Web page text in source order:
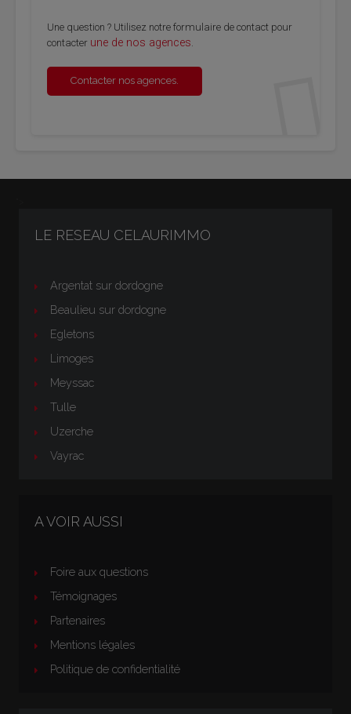
Une question ? Utilisez notre formulaire de contact pour
contacter une de nos agences
Contacter nos agences.
LE RESEAU CELAURIMMO
Argentat sur dordogne
Beaulieu sur dordogne
Egletons
Limoges
Meyssac
Tulle
Uzerche
Vayrac
A VOIR AUSSI
Foire aux questions
Témoignages
Partenaires
Mentions légales
Politique de confidentialité